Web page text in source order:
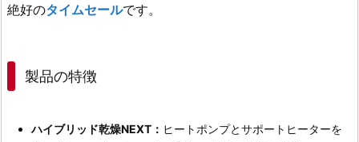
絶好のタイムセールです。
製品の特徴
ハイブリッド乾燥NEXT： ヒートポンプとサポートヒーターを